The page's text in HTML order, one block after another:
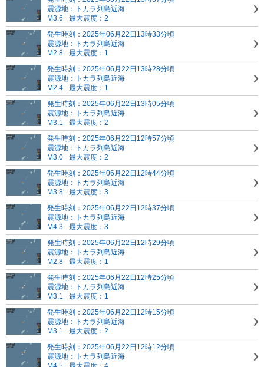
震源地：トカラ列島近海
M3.6
最大震度：2
発生時刻：2025年06月22日13時33分頃
震源地：トカラ列島近海
M2.8
最大震度：1
発生時刻：2025年06月22日13時28分頃
震源地：トカラ列島近海
M2.4
最大震度：1
発生時刻：2025年06月22日13時05分頃
震源地：トカラ列島近海
M3.1
最大震度：2
発生時刻：2025年06月22日12時57分頃
震源地：トカラ列島近海
M3.0
最大震度：2
発生時刻：2025年06月22日12時44分頃
震源地：トカラ列島近海
M3.8
最大震度：3
発生時刻：2025年06月22日12時37分頃
震源地：トカラ列島近海
M4.3
最大震度：3
発生時刻：2025年06月22日12時29分頃
震源地：トカラ列島近海
M2.8
最大震度：1
発生時刻：2025年06月22日12時25分頃
震源地：トカラ列島近海
M3.1
最大震度：1
発生時刻：2025年06月22日12時15分頃
震源地：トカラ列島近海
M3.1
最大震度：2
発生時刻：2025年06月22日12時12分頃
震源地：トカラ列島近海